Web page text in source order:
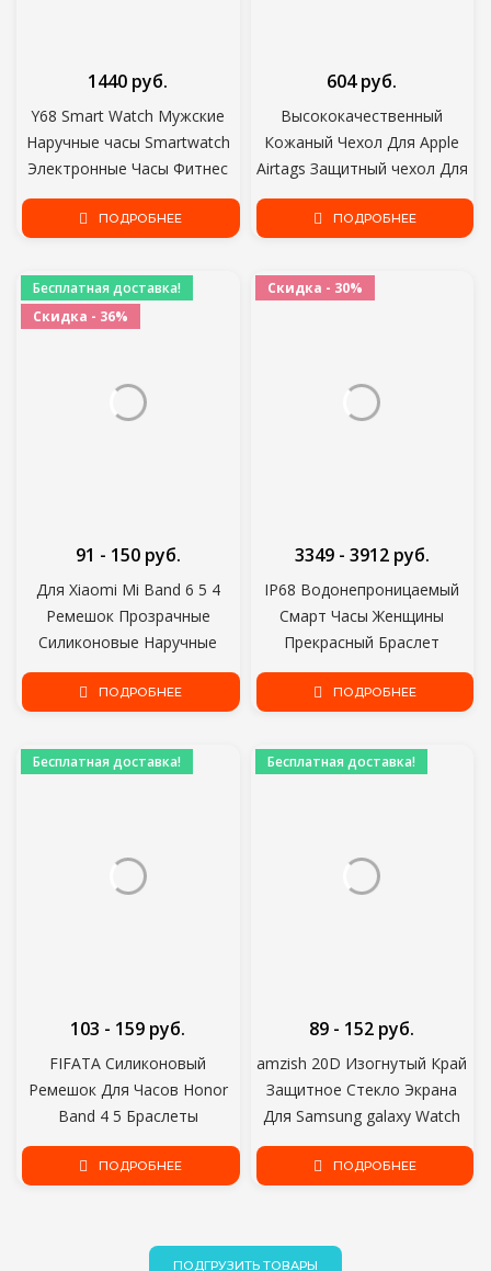
Y68 Smart Watch Мужские
Наручные часы Smartwatch
Электронные Часы Фитнес
Монитор Мужской Подарок
Reloj inteligente для Huawei
1440 руб.
ПОДРОБНЕЕ
Высококачественный
Кожаный Чехол Для Apple
Airtags Защитный чехол Для
Apple Locator Tracker Anti-lost
Device Keychain Protect
604 руб.
ПОДРОБНЕЕ
Бесплатная доставка!
Скидка - 36%
Для Xiaomi Mi Band 6 5 4
Ремешок Прозрачные
Силиконовые Наручные
Ремни для Xiomi Miband 3
Xiami Amazfit Band 5 Для Mi
91 - 150 руб.
ПОДРОБНЕЕ
Скидка - 30%
IP68 Водонепроницаемый
Смарт Часы Женщины
Прекрасный Браслет
Монитор Сердечного Ритма
Мониторинг Сна Smartwatch
band
3349 - 3912 руб.
ПОДРОБНЕЕ
Бесплатная доставка!
FIFATA Силиконовый
Ремешок Для Часов Honor
Band 4 5 Браслеты
Аксессуары Замена
Спортивного Ремешка Для
103 - 159 руб.
ПОДРОБНЕЕ
Бесплатная доставка!
amzish 20D Изогнутый Край
Защитное Стекло Экрана
Для Samsung galaxy Watch
Active 2 40 мм 44 мм
Защитное Закаленное
89 - 152 руб.
ПОДРОБНЕЕ
ПОДГРУЗИТЬ ТОВАРЫ